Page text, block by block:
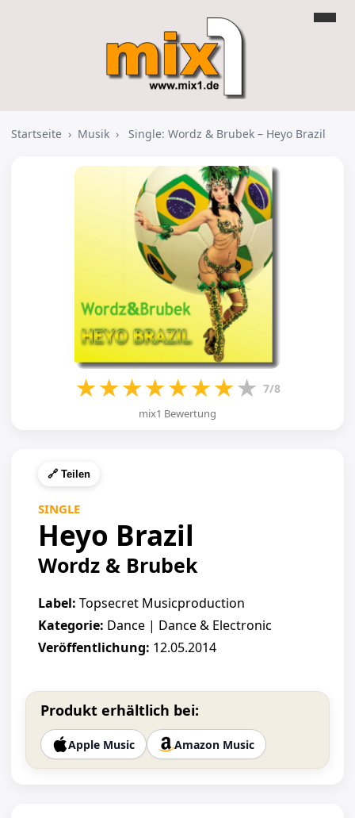
Startseite › Musik › Single: Wordz & Brubek – Heyo Brazil
★★★★★★★★ 7/8
mix1 Bewertung
🔗 Teilen
SINGLE
Heyo Brazil
Wordz & Brubek
Label: Topsecret Musicproduction
Kategorie: Dance | Dance & Electronic
Veröffentlichung: 12.05.2014
Produkt erhältlich bei:
Apple Music Amazon Music